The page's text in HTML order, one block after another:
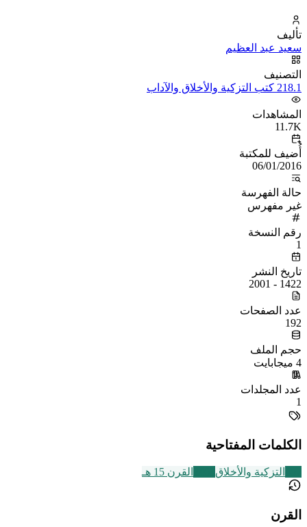
تأليف
سعيد عبد العظيم
التصنيف
218.1 كتب التزكية والأخلاق والآداب
المشاهدات
11.7K
أُضيف للمكتبة
06/01/2016
حالة الفهرسة
غير مفهرس
رقم النسخة
1
تاريخ النشر
1422 - 2001
عدد الصفحات
192
حجم الملف
4 ميجابايت
عدد المجلدات
1
الكلمات المفتاحية
التزكية والأخلاق القرن 15 هـ
القرن